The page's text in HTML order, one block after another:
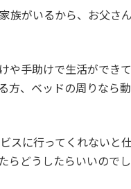
族がいるから、お父さ
や手助けで生活ができ
方、ベッドの周りなら
スに行ってくれないと
らどうしたらいいので